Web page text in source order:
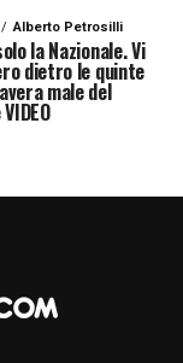
Alberto Petrosilli
la Nazionale. Vi
dietro le quinte
male del